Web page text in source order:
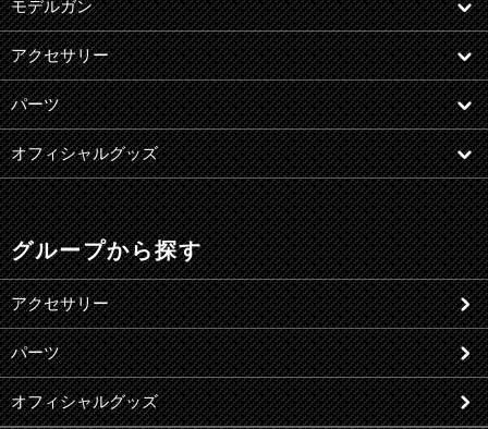
モデルガン
アクセサリー
パーツ
オフィシャルグッズ
グループから探す
アクセサリー
パーツ
オフィシャルグッズ